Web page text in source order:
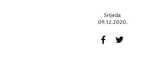
Srijeda
09.12.2020.